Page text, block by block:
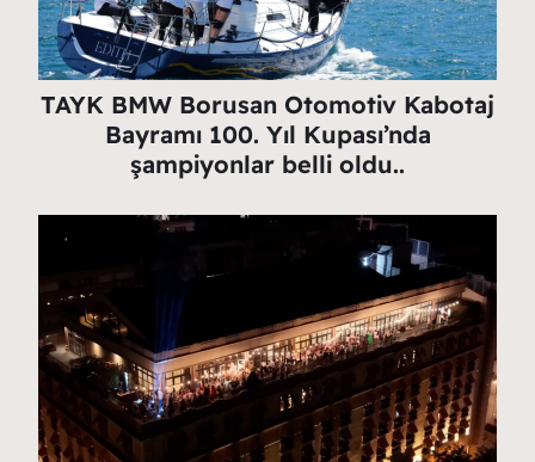
TAYK BMW Borusan Otomotiv Kabotaj
Bayramı 100. Yıl Kupası’nda
şampiyonlar belli oldu..